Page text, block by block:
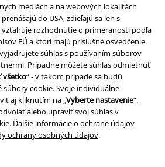
médiách a na webových lokalitách
do USA, zdieľajú sa len s
rozhodnutie o primeranosti podľa
EÚ a ktorí majú príslušné osvedčenie.
súhlas s používaním súborov
Prípadne môžete súhlas odmietnuť
všetko“ - v takom prípade sa budú
cookie. Svoje individuálne
aj kliknutím na „Vyberte nastavenie“.
alebo upraviť svoj súhlas v
. Ďalšie informácie o ochrane údajov
ochrany osobných údajov.
ženy, ktoré sa nielenže príjemne nosí, ale
uliate. Vyberajte 100 % licencovaný merch
či počítačových hier, a to všetko na
dámske tričká, mikiny, bundy,
nájdete všetko!
ktoré ulahodí nejednej módnej maniačke.
módnych trendov a filmového,
merchu a vyberte si kúsok podľa vašich